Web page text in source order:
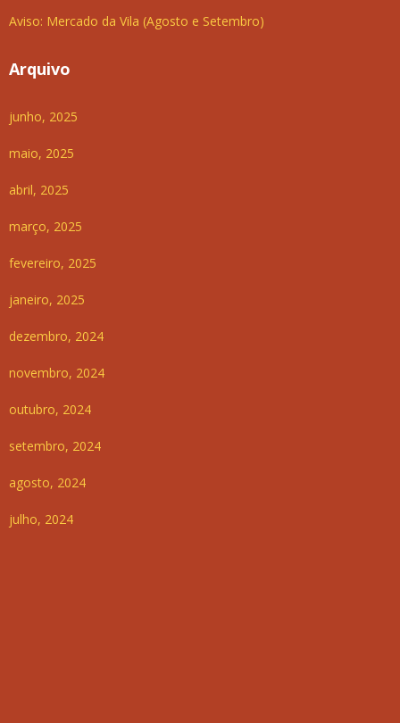
Aviso: Mercado da Vila (Agosto e Setembro)
Arquivo
junho, 2025
maio, 2025
abril, 2025
março, 2025
fevereiro, 2025
janeiro, 2025
dezembro, 2024
novembro, 2024
outubro, 2024
setembro, 2024
agosto, 2024
julho, 2024